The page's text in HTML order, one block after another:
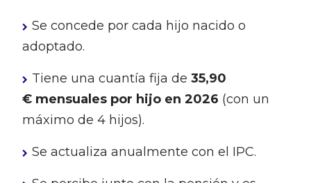
Se concede por cada hijo nacido o
adoptado.
Tiene una cuantía fija de 35,90
€ mensuales por hijo en 2026 (con un
máximo de 4 hijos).
Se actualiza anualmente con el IPC.